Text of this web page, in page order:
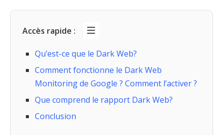
Accès rapide :
Qu’est-ce que le Dark Web?
Comment fonctionne le Dark Web
Monitoring de Google ? Comment l’activer ?
Que comprend le rapport Dark Web?
Conclusion